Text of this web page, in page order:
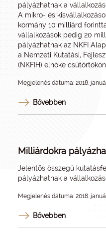
pályázhatnak a
A mikro- és
kormány 10 milliárd
vállalkozások pedig 20
pályázhatnak az NKFI
a Nemzeti Kutatási,
(NKFIH) elnöke
Megjelenés dátuma: 2018.
Bővebben
Milliárdokra
Jelentős összegű
pályázhatnak a
Megjelenés dátuma: 2018.
Bővebben